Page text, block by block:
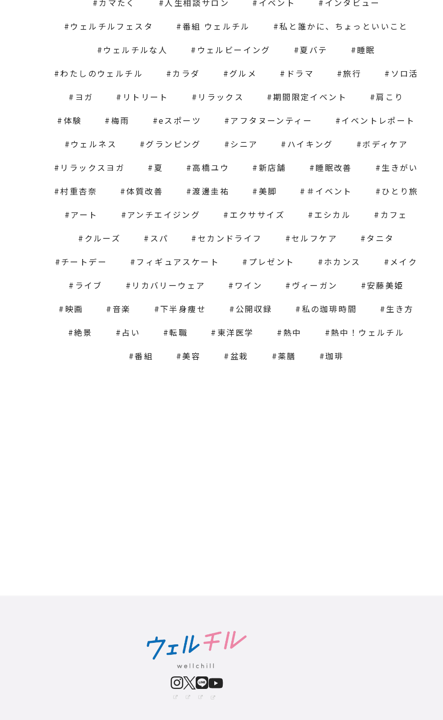
カマたく 人生相談サロン イベント
インタビュー
ウェルチルフェスタ
番組 ウェルチル
私と誰かに、ちょっといいこと
ウェルチルな人
ウェルビーイング 夏バテ
睡眠
わたしのウェルチル
カラダ グルメ ドラマ 旅行
ソロ活
ヨガ
リトリート リラックス 期間限定イベント
肩こり
体験
梅雨 eスポーツ アフタヌーンティー
イベントレポート
ウェルネス
グランピング シニア ハイキング
ボディケア
リラックスヨガ
夏 高橋ユウ 新店舗 睡眠改善
生きがい
村重杏奈
体質改善 渡邊圭祐 美脚 ＃イベント
ひとり旅
アート
アンチエイジング エクササイズ エシカル
カフェ
クルーズ
スパ セカンドライフ セルフケア
タニタ
チートデー
フィギュアスケート プレゼント ホカンス
メイク
ライブ
リカバリーウェア ワイン ヴィーガン
安藤美姫
映画
音楽 下半身痩せ 公開収録 私の珈琲時間
生き方
絶景
占い 転職 東洋医学 熱中
熱中！ウェルチル
番組
美容 盆栽 薬膳 珈琲